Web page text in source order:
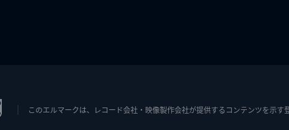
このエルマークは、レコード会社・映像製作会社が提供するコンテンツを示す